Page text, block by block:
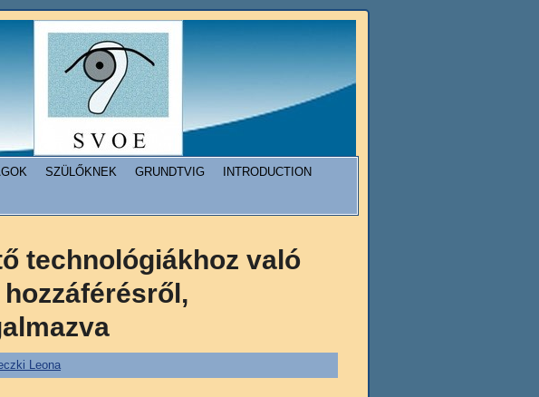
SZÜLŐKNEK GRUNDTVIG INTRODUCTION
technológiákhoz való
Leona